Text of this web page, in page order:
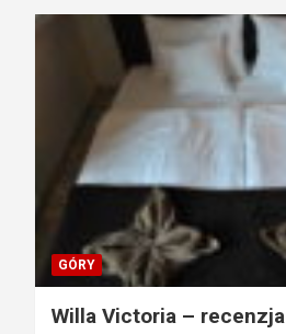
GÓRY
Willa Victoria – recenzja